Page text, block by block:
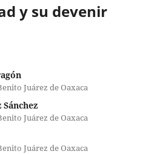
y su devenir
Juárez de Oaxaca
Juárez de Oaxaca
Juárez de Oaxaca